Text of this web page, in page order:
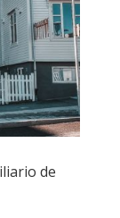
de